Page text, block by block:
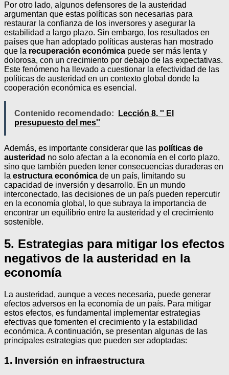
Por otro lado, algunos defensores de la austeridad
argumentan que estas políticas son necesarias para
restaurar la confianza de los inversores y asegurar la
estabilidad a largo plazo. Sin embargo, los resultados en
países que han adoptado políticas austeras han mostrado
que la recuperación económica puede ser más lenta y
dolorosa, con un crecimiento por debajo de las expectativas.
Este fenómeno ha llevado a cuestionar la efectividad de las
políticas de austeridad en un contexto global donde la
cooperación económica es esencial.
Contenido recomendado:
Lección 8. '' El
presupuesto del mes''
Además, es importante considerar que las políticas de
austeridad no solo afectan a la economía en el corto plazo,
sino que también pueden tener consecuencias duraderas en
la estructura económica de un país, limitando su
capacidad de inversión y desarrollo. En un mundo
interconectado, las decisiones de un país pueden repercutir
en la economía global, lo que subraya la importancia de
encontrar un equilibrio entre la austeridad y el crecimiento
sostenible.
5. Estrategias para mitigar los efectos
negativos de la austeridad en la
economía
La austeridad, aunque a veces necesaria, puede generar
efectos adversos en la economía de un país. Para mitigar
estos efectos, es fundamental implementar estrategias
efectivas que fomenten el crecimiento y la estabilidad
económica. A continuación, se presentan algunas de las
principales estrategias que pueden ser adoptadas:
1. Inversión en infraestructura